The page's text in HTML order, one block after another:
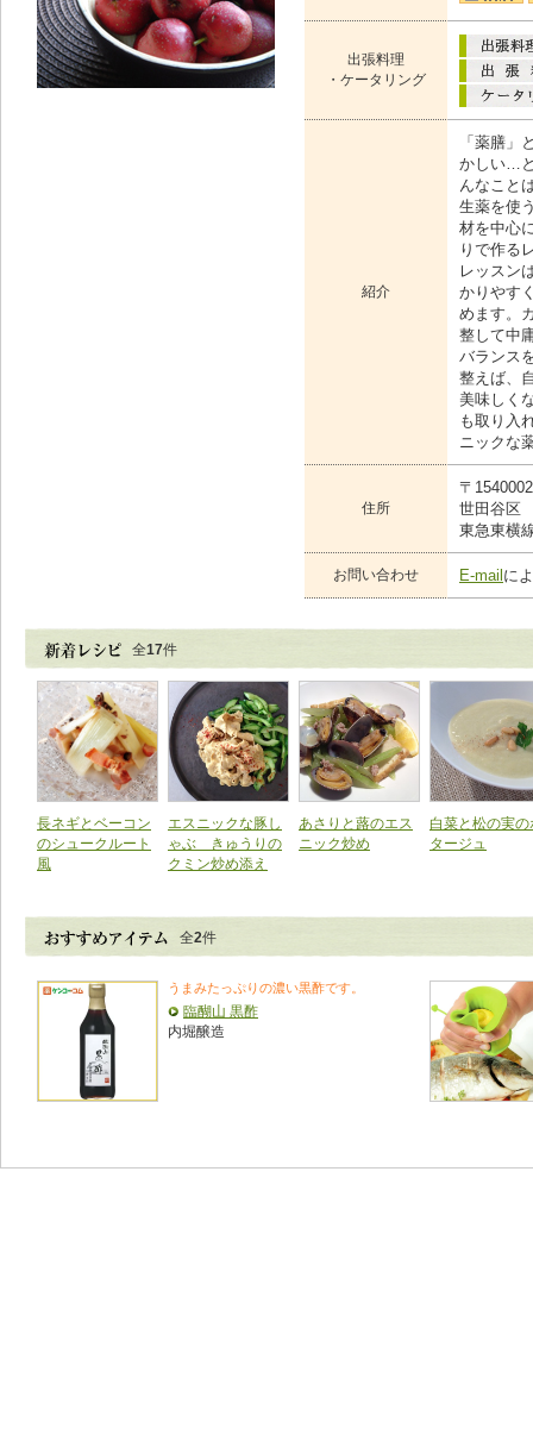
出張料理
・ケータリング
紹介
「薬膳」
かしい…
んなこと
生薬を使
材を中心
りで作る
レッスン
かりやす
めます。
整して中
バランス
整えば、
美味しく
も取り入
ニックな
住所
〒1540002
世田谷区
東急東横
お問い合わせ E-mail に
全17件
長ネギとベーコン
のシュークルート
風
エスニックな豚し
ゃぶ きゅうりの
クミン炒め添え
あさりと蕗のエス
ニック炒め
白菜と松の実の
タージュ
全2件
うまみたっぷりの濃い黒酢です。
臨醐山 黒酢
内堀醸造